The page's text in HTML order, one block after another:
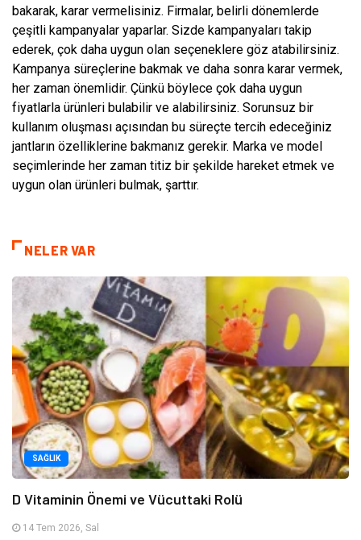
bakarak, karar vermelisiniz. Firmalar, belirli dönemlerde
çeşitli kampanyalar yaparlar. Sizde kampanyaları takip
ederek, çok daha uygun olan seçeneklere göz atabilirsiniz.
Kampanya süreçlerine bakmak ve daha sonra karar vermek,
her zaman önemlidir. Çünkü böylece çok daha uygun
fiyatlarla ürünleri bulabilir ve alabilirsiniz. Sorunsuz bir
kullanım oluşması açısından bu süreçte tercih edeceğiniz
jantların özelliklerine bakmanız gerekir. Marka ve model
seçimlerinde her zaman titiz bir şekilde hareket etmek ve
uygun olan ürünleri bulmak, şarttır.
NELER VAR
SAĞLIK
D Vitaminin Önemi ve Vücuttaki Rolü
14 Tem 2026, Sal